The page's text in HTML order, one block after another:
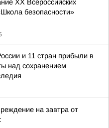
XX Всероссийских
безопасности»
и 11 стран прибыли в
над сохранением
на завтра от